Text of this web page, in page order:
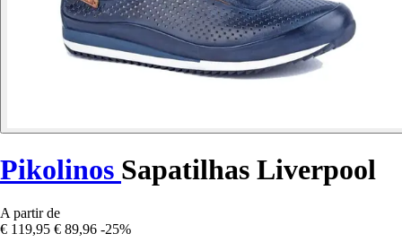
Pikolinos Sapatilhas Liverpool
A partir de
€ 119,95 € 89,96 -25%